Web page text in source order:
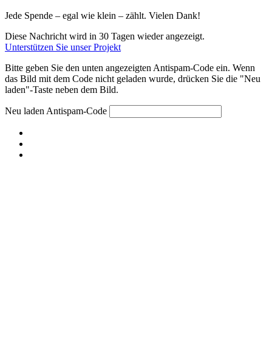
Jede Spende – egal wie klein – zählt. Vielen Dank!
Diese Nachricht wird in 30 Tagen wieder angezeigt.
Unterstützen Sie unser Projekt
Bitte geben Sie den unten angezeigten Antispam-Code ein. Wenn
das Bild mit dem Code nicht geladen wurde, drücken Sie die "Neu
laden"-Taste neben dem Bild.
Neu laden Antispam-Code